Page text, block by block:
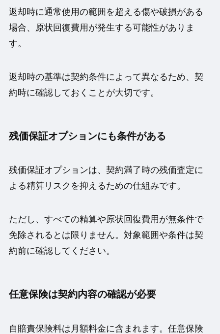
返却時に通常使用の範囲を超える傷や破損がある
場合、原状回復費用が発生する可能性がありま
す。
返却時の基準は契約条件によって異なるため、契
約時に確認しておくことが大切です。
残価保証オプションにも条件がある
残価保証オプションは、契約満了時の残価査定に
よる精算リスクを抑えるための仕組みです。
ただし、すべての精算や原状回復費用が無条件で
免除されるとは限りません。対象範囲や条件は契
約前に確認してください。
任意保険は契約内容の確認が必要
自賠責保険料は月額料金に含まれます。任意保険